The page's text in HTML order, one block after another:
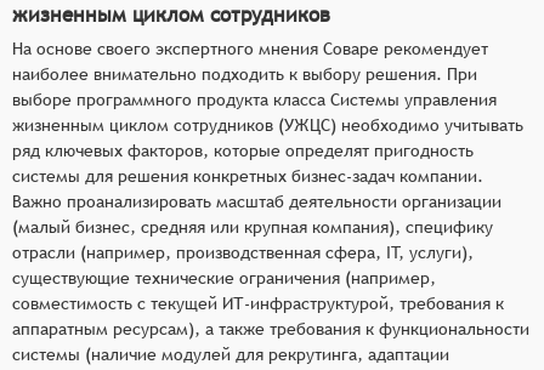
жизненным циклом сотрудников
На основе своего экспертного мнения Соваре рекомендует
наиболее внимательно подходить к выбору решения. При
выборе программного продукта класса Системы управления
жизненным циклом сотрудников (УЖЦС) необходимо учитывать
ряд ключевых факторов, которые определят пригодность
системы для решения конкретных бизнес-задач компании.
Важно проанализировать масштаб деятельности организации
(малый бизнес, средняя или крупная компания), специфику
отрасли (например, производственная сфера, IT, услуги),
существующие технические ограничения (например,
совместимость с текущей ИТ-инфраструктурой, требования к
аппаратным ресурсам), а также требования к функциональности
системы (наличие модулей для рекрутинга, адаптации